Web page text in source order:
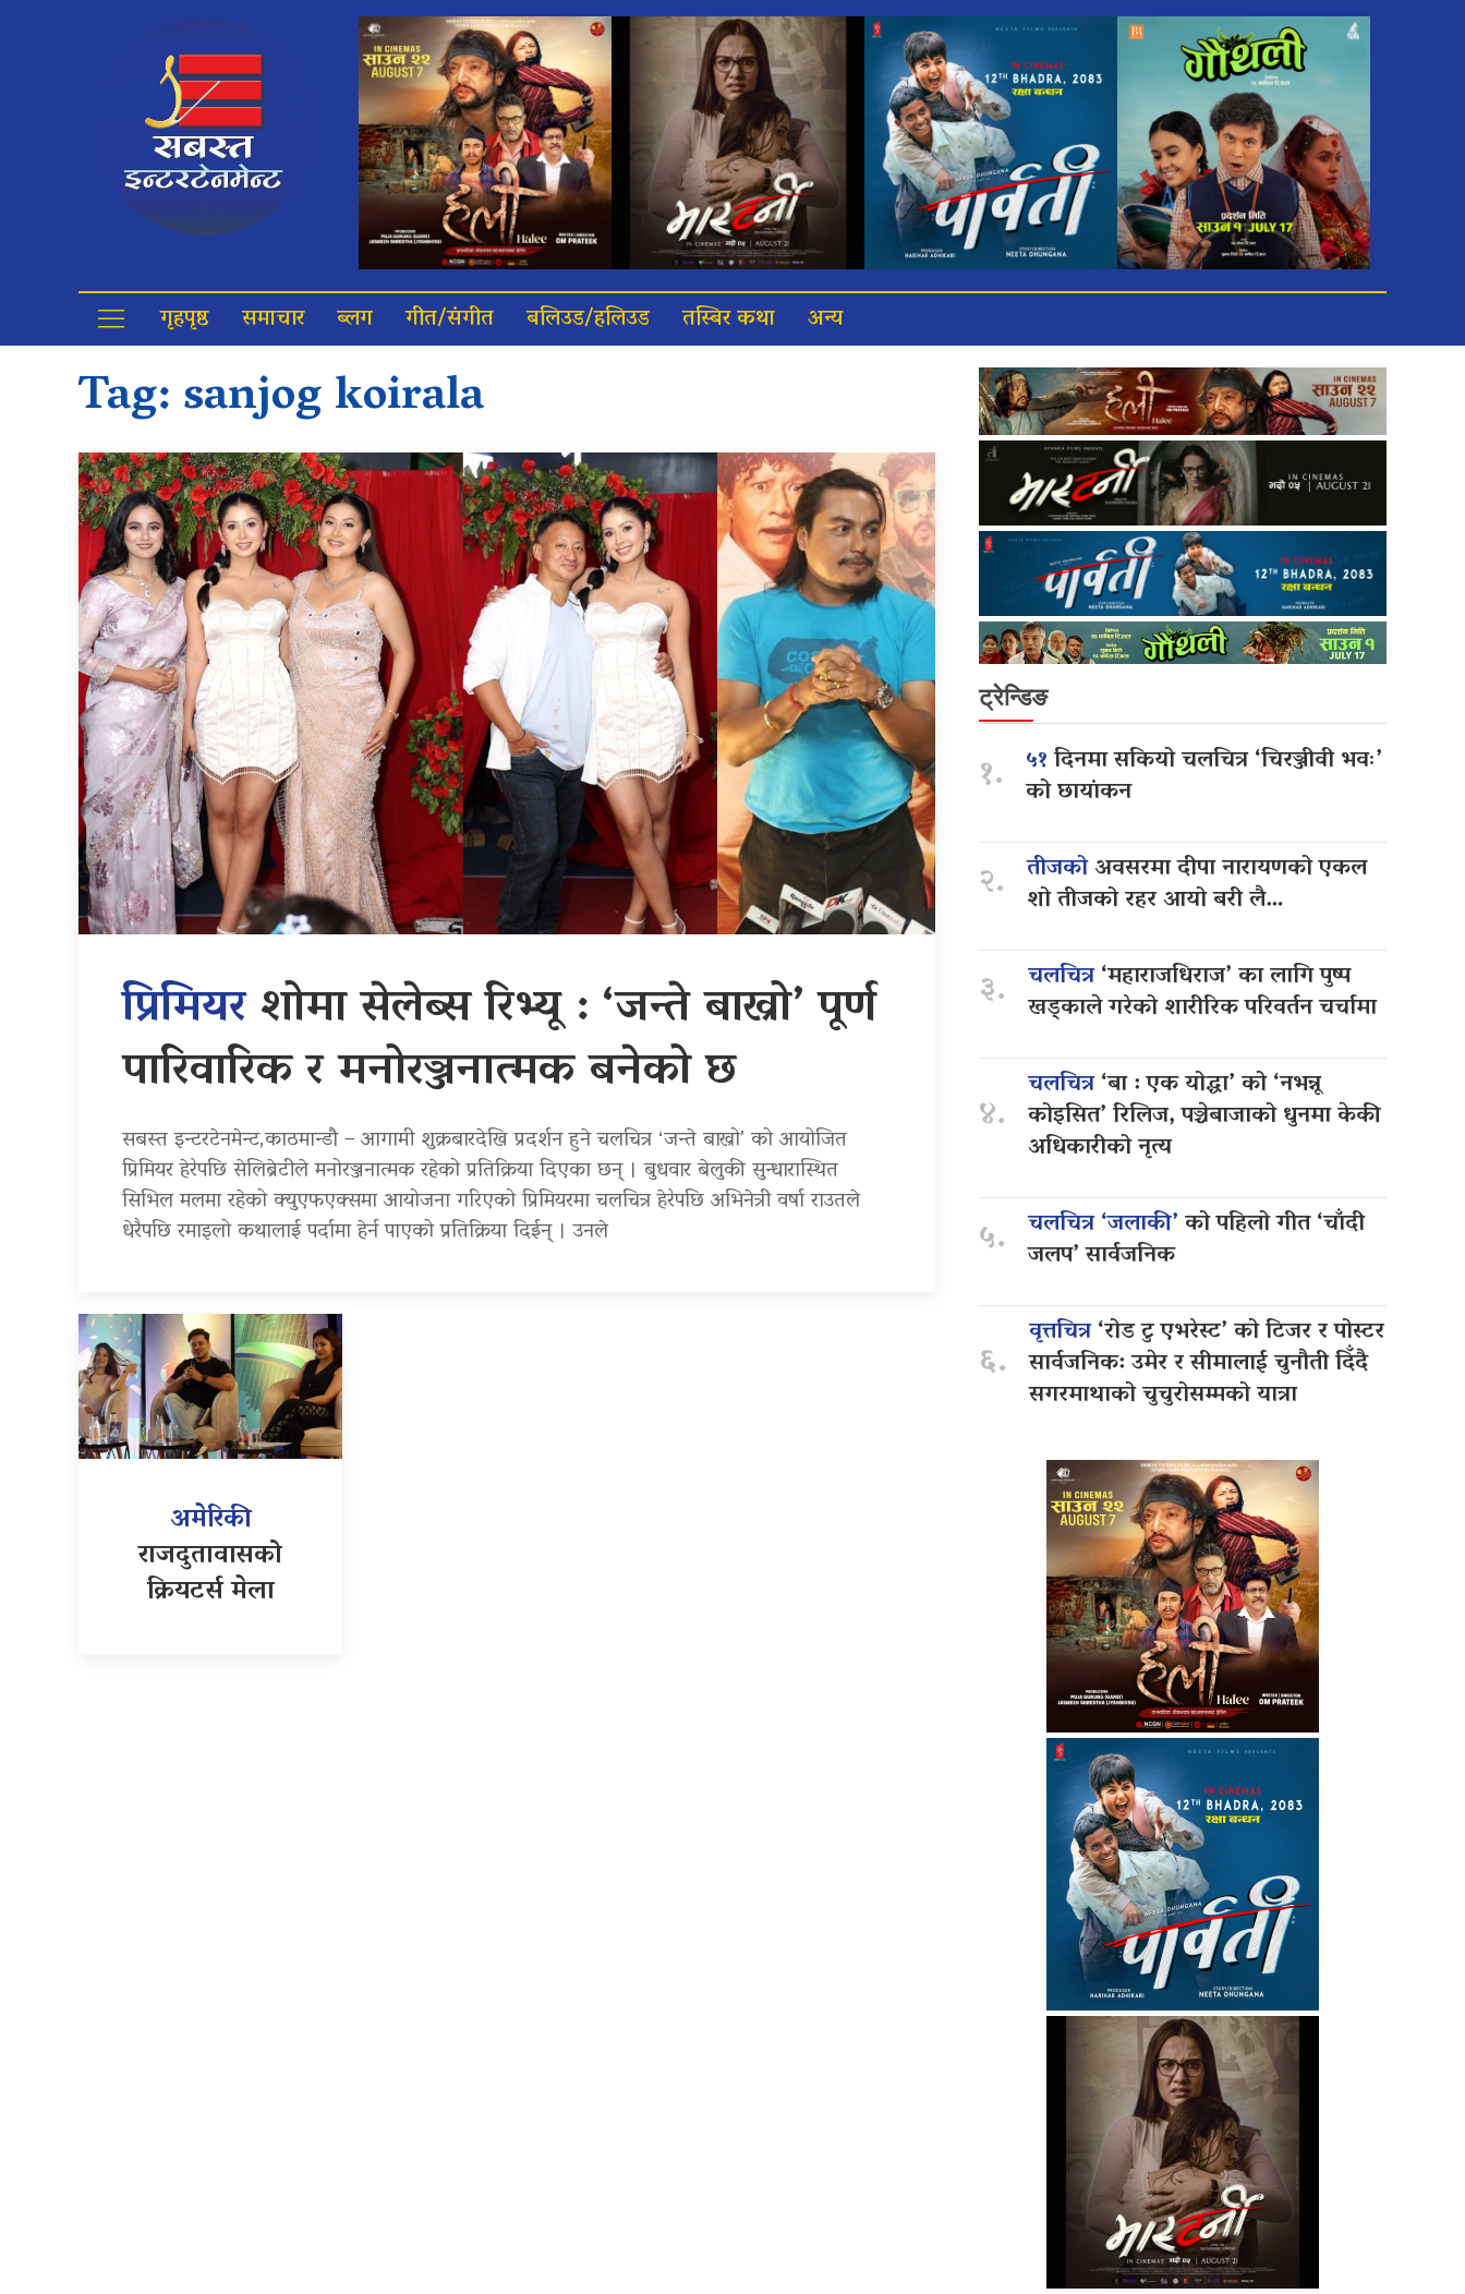
गृहपृष्ठ समाचार ब्लग गीत/संगीत बलिउड/हलिउड तस्बिर कथा अन्य
Tag:sanjog koirala
प्रिमियरशोमा सेलेब्स रिभ्यू : ‘जन्ते बाख्रो’ पूर्ण
पारिवारिक र मनोरञ्जनात्मक बनेको छ
सबस्त इन्टरटेनमेन्ट,काठमान्डौ – आगामी शुक्रबारदेखि प्रदर्शन हुने चलचित्र ‘जन्ते बाख्रो’ को आयोजित
प्रिमियर हेरेपछि सेलिब्रेटीले मनोरञ्जनात्मक रहेको प्रतिक्रिया दिएका छन् । बुधवार बेलुकी सुन्धारास्थित
सिभिल मलमा रहेको क्युएफएक्समा आयोजना गरिएको प्रिमियरमा चलचित्र हेरेपछि अभिनेत्री वर्षा राउतले
धेरैपछि रमाइलो कथालाई पर्दामा हेर्न पाएको प्रतिक्रिया दिईन् । उनले
अमेरिकी
राजदुतावासको
क्रियटर्स मेला
ट्रेन्डिङ
१. ५१दिनमा सकियो चलचित्र ‘चिरञ्जीवी भवः’
को छायांकन
२. तीजकोअवसरमा दीपा नारायणको एकल
शो तीजको रहर आयो बरी लै…
३. चलचित्र‘महाराजधिराज’ का लागि पुष्प
खड्काले गरेको शारीरिक परिवर्तन चर्चामा
४.
चलचित्र‘बा : एक योद्धा’ को ‘नभन्नू
कोइसित’ रिलिज, पञ्चेबाजाको धुनमा केकी
अधिकारीको नृत्य
५. चलचित्र ‘जलाकी’को पहिलो गीत ‘चाँदी
जलप’ सार्वजनिक
६.
वृत्तचित्र‘रोड टु एभरेस्ट’ को टिजर र पोस्टर
सार्वजनिक: उमेर र सीमालाई चुनौती दिँदै
सगरमाथाको चुचुरोसम्मको यात्रा